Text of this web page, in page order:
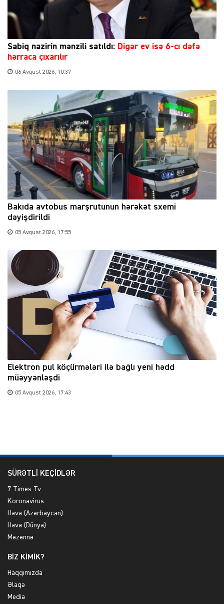
Sabiq nazirin mənzili satıldı: Digər ev isə 6-cı dəfə
hərraca çıxarılır
06 Avqust 2026, 10:37
Bakıda avtobus marşrutunun hərəkət sxemi
dəyişdirildi
05 Avqust 2026, 17:55
Elektron pul köçürmələri ilə bağlı yeni hədd
müəyyənləşdi
05 Avqust 2026, 17:43
SÜRƏTLİ KEÇİDLƏR
7 Times Tv
Koronavirus
Hava (Azərbaycan)
Hava (Dünya)
Məzənnə
BİZ KİMİK?
Haqqımızda
Əlaqə
Media